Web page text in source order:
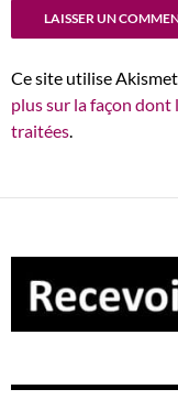
Ce site utilise
plus sur la façon dont
traitées.